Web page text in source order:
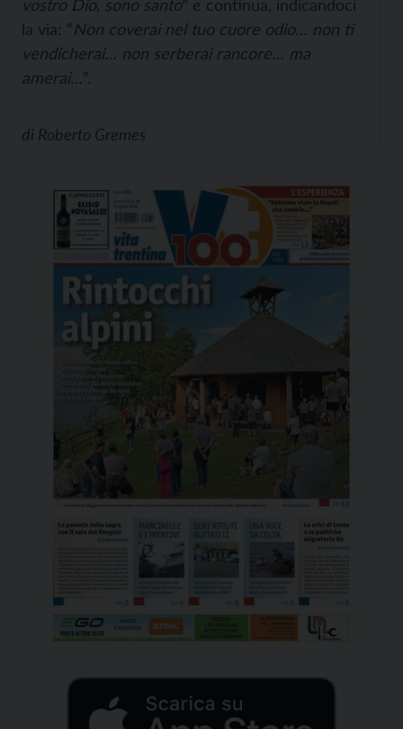
vostro Dio, sono santo” e continua, indicandoci
la via: “Non coverai nel tuo cuore odio… non ti
vendicherai… non serberai rancore… ma
amerai…”.
di Roberto Gremes